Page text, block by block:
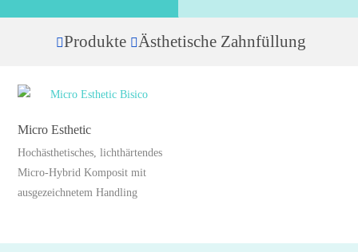
Produkte Ästhetische Zahnfüllung
Micro Esthetic
Hochästhetisches, lichthärtendes
Micro-Hybrid Komposit mit
ausgezeichnetem Handling